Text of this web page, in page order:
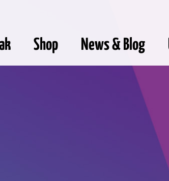
Shop News & Blog